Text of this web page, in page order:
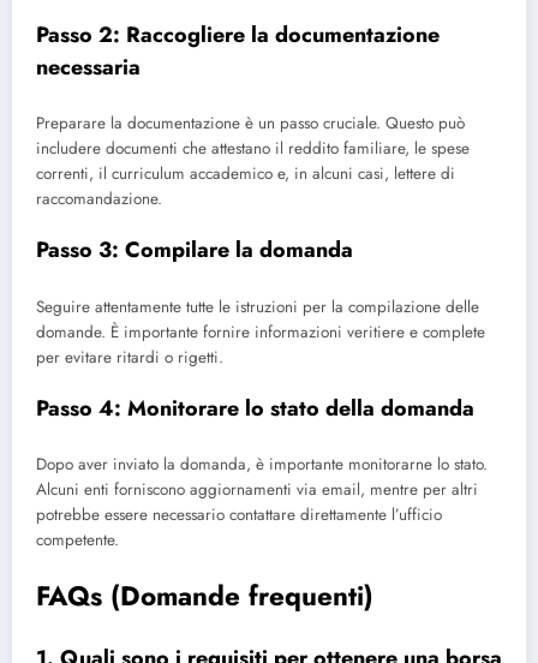
Passo 2: Raccogliere la documentazione
necessaria
Preparare la documentazione è un passo cruciale. Questo può
includere documenti che attestano il reddito familiare, le spese
correnti, il curriculum accademico e, in alcuni casi, lettere di
raccomandazione.
Passo 3: Compilare la domanda
Seguire attentamente tutte le istruzioni per la compilazione delle
domande. È importante fornire informazioni veritiere e complete
per evitare ritardi o rigetti.
Passo 4: Monitorare lo stato della domanda
Dopo aver inviato la domanda, è importante monitorarne lo stato.
Alcuni enti forniscono aggiornamenti via email, mentre per altri
potrebbe essere necessario contattare direttamente l’ufficio
competente.
FAQs (Domande frequenti)